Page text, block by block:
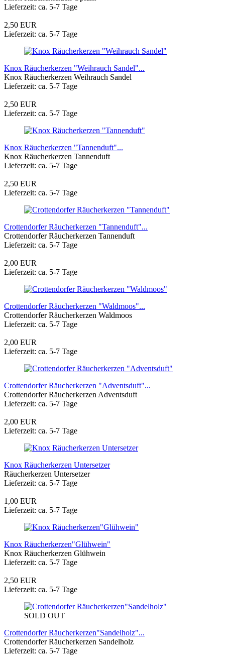
Lieferzeit: ca. 5-7 Tage
2,50 EUR
Lieferzeit: ca. 5-7 Tage
Knox Räucherkerzen "Weihrauch Sandel"...
Knox Räucherkerzen Weihrauch Sandel
Lieferzeit: ca. 5-7 Tage
2,50 EUR
Lieferzeit: ca. 5-7 Tage
Knox Räucherkerzen "Tannenduft"...
Knox Räucherkerzen Tannenduft
Lieferzeit: ca. 5-7 Tage
2,50 EUR
Lieferzeit: ca. 5-7 Tage
Crottendorfer Räucherkerzen "Tannenduft"...
Crottendorfer Räucherkerzen Tannenduft
Lieferzeit: ca. 5-7 Tage
2,00 EUR
Lieferzeit: ca. 5-7 Tage
Crottendorfer Räucherkerzen "Waldmoos"...
Crottendorfer Räucherkerzen Waldmoos
Lieferzeit: ca. 5-7 Tage
2,00 EUR
Lieferzeit: ca. 5-7 Tage
Crottendorfer Räucherkerzen "Adventsduft"...
Crottendorfer Räucherkerzen Adventsduft
Lieferzeit: ca. 5-7 Tage
2,00 EUR
Lieferzeit: ca. 5-7 Tage
Knox Räucherkerzen Untersetzer
Räucherkerzen Untersetzer
Lieferzeit: ca. 5-7 Tage
1,00 EUR
Lieferzeit: ca. 5-7 Tage
Knox Räucherkerzen"Glühwein"
Knox Räucherkerzen Glühwein
Lieferzeit: ca. 5-7 Tage
2,50 EUR
Lieferzeit: ca. 5-7 Tage
SOLD OUT
Crottendorfer Räucherkerzen"Sandelholz"...
Crottendorfer Räucherkerzen Sandelholz
Lieferzeit: ca. 5-7 Tage